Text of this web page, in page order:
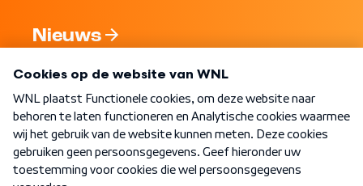
Nieuws
Nieuwsbrief
Word Lid